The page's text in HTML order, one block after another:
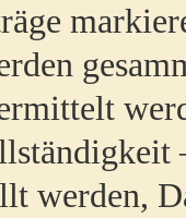
werden,